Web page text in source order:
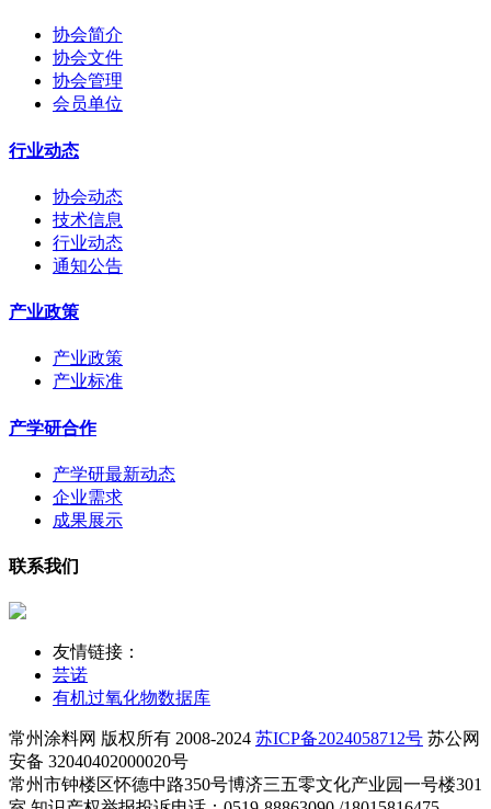
协会简介
协会文件
协会管理
会员单位
行业动态
协会动态
技术信息
行业动态
通知公告
产业政策
产业政策
产业标准
产学研合作
产学研最新动态
企业需求
成果展示
联系我们
友情链接：
芸诺
有机过氧化物数据库
常州涂料网 版权所有 2008-2024 苏ICP备2024058712号 苏公网
安备 32040402000020号
常州市钟楼区怀德中路350号博济三五零文化产业园一号楼301